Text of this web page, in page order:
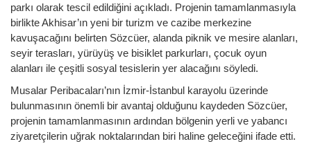
parkı olarak tescil edildiğini açıkladı. Projenin tamamlanmasıyla
birlikte Akhisar’ın yeni bir turizm ve cazibe merkezine
kavuşacağını belirten Sözcüer, alanda piknik ve mesire alanları,
seyir terasları, yürüyüş ve bisiklet parkurları, çocuk oyun
alanları ile çeşitli sosyal tesislerin yer alacağını söyledi.
Musalar Peribacaları’nın İzmir-İstanbul karayolu üzerinde
bulunmasının önemli bir avantaj olduğunu kaydeden Sözcüer,
projenin tamamlanmasının ardından bölgenin yerli ve yabancı
ziyaretçilerin uğrak noktalarından biri haline geleceğini ifade etti.